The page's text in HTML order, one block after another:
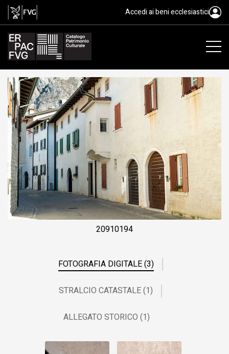
Edificio Cugje, VenzoneAccedi ai beni ecclesiastici
20910194
FOTOGRAFIA DIGITALE (3)
STRALCIO CATASTALE (1)
ALLEGATO STORICO (1)